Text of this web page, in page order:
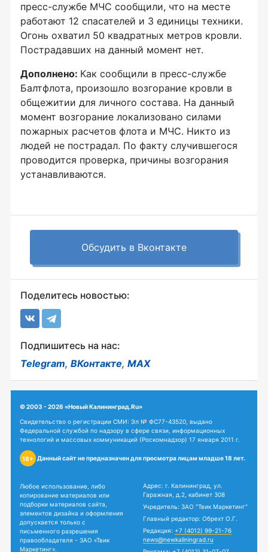
пресс-службе МЧС сообщили, что на месте
работают 12 спасателей и 3 единицы техники.
Огонь охватил 50 квадратных метров кровли.
Пострадавших на данный момент нет.
Дополнено: Как сообщили в пресс-службе
Балтфлота, произошло возгорание кровли в
общежитии для личного состава. На данный
момент возгорание локализовано силами
пожарных расчетов флота и МЧС. Никто из
людей не пострадал. По факту случившегося
проводится проверка, причины возгорания
устанавливаются.
Обсудить в Вконтакте
Поделитесь новостью:
Подпишитесь на нас:
Telegram, ВКонтакте, MAX
© 2003 - 2026 «Новый Калининград.Ru»
Свидетельство о регистрации СМИ: Эл № ФС77-43520, выдано
Федеральной службой по надзору в сфере связи, информационных
технологий и массовых коммуникаций (Роскомнадзор) 17 января 2011 г.
18+ Данный сайт не предназначен для просмотра лицам младше 18 лет.
Любое использование, либо
копирование материалов или
подборки материалов сайта,
элементов дизайна и оформления
допускается только с
письменного разрешения
правообладателя - ЗАО «Твик
Маркетинг».
Адрес: г. Калининград, ул.
Гаражная, д.2, кабинет 308
Учредитель: ЗАО "Твик Маркетинг"
Главный редактор: Обрехт О.Г.
Редакция: +7 (4012) 99-21-76
news@newkaliningrad.ru